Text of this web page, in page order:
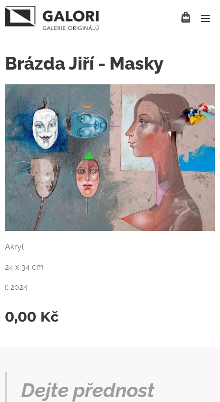
Brázda Jiří - Masky
Akryl
24 x 34 cm
r. 2024
0,00 Kč
Dejte přednost